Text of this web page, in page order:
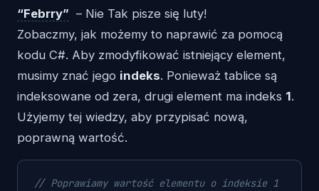
“Febrry” – Nie Tak pisze się luty!
Zobaczmy, jak możemy to naprawić za pomocą
kodu C#. Aby zmodyfikować istniejący element,
musimy znać jego indeks. Ponieważ tablice są
indeksowane od zera, drugi element ma indeks 1.
Użyjemy tej wiedzy, aby przypisać nową,
poprawną wartość.
// Poprawiamy wartość elementu o indeksie 1